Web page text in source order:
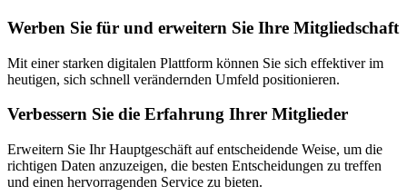
Werben Sie für und erweitern Sie Ihre Mitgliedschaft
Mit einer starken digitalen Plattform können Sie sich effektiver im
heutigen, sich schnell verändernden Umfeld positionieren.
Verbessern Sie die Erfahrung Ihrer Mitglieder
Erweitern Sie Ihr Hauptgeschäft auf entscheidende Weise, um die
richtigen Daten anzuzeigen, die besten Entscheidungen zu treffen
und einen hervorragenden Service zu bieten.